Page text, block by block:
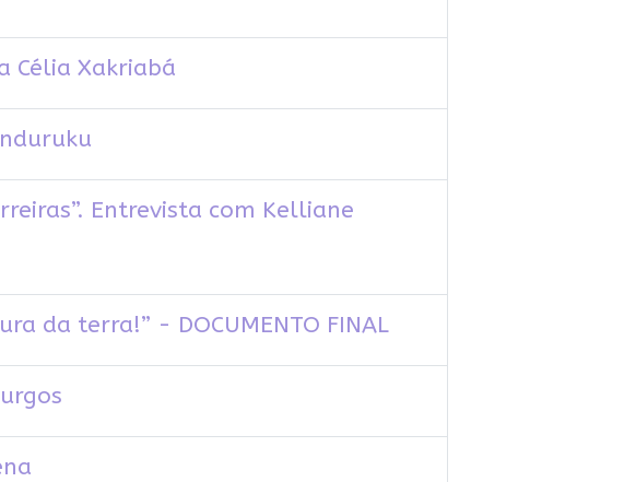
Célia Xakriabá
Entrevista com Kelliane
da terra!” - DOCUMENTO FINAL